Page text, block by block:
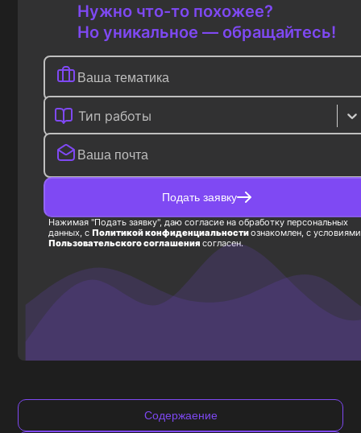
Нужно что-то похожее?
Но уникальное — обращайтесь!
Тип работы
Подать заявку
Нажимая "Подать заявку", даю согласие на обработку персональных
данных, с Политикой конфиденциальностиознакомлен, с условиями
Пользовательского соглашения согласен.
Содержаение